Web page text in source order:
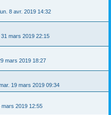
8 avr. 2019 14:32
31 mars 2019 22:15
mars 2019 18:27
19 mars 2019 09:34
mars 2019 12:55